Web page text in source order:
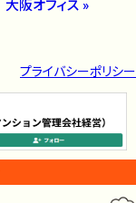
大阪オフィス »
プライバシーポリシー